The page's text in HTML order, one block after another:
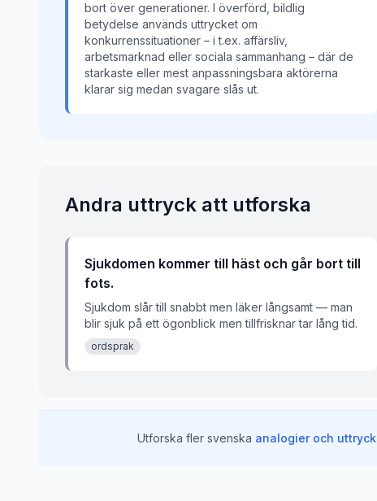
bort över generationer. I överförd, bildlig
betydelse används uttrycket om
konkurrenssituationer – i t.ex. affärsliv,
arbetsmarknad eller sociala sammanhang – där de
starkaste eller mest anpassningsbara aktörerna
klarar sig medan svagare slås ut.
Andra uttryck att utforska
Sjukdomen kommer till häst och går bort till
fots.
Sjukdom slår till snabbt men läker långsamt — man
blir sjuk på ett ögonblick men tillfrisknar tar lång tid.
ordsprak
Utforska fler svenska analogier och uttryck